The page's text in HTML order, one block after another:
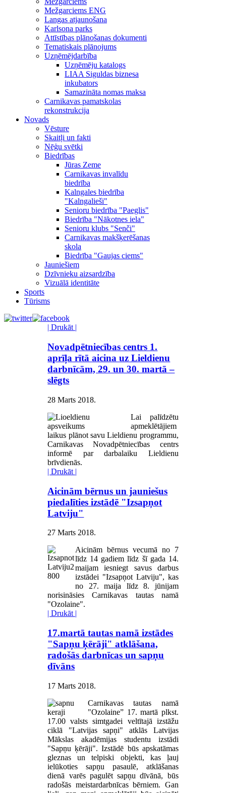
Mežgarciems ENG
Langas atjaunošana
Karlsona parks
Attīstības plānošanas dokumenti
Tematiskais plānojums
Uzņēmējdarbība
Uzņēmēju katalogs
LIAA Siguldas biznesa
inkubators
Samazināta nomas maksa
Carnikavas pamatskolas
rekonstrukcija
Novads
Vēsture
Skaitļi un fakti
Nēģu svētki
Biedrības
Jūras Zeme
Carnikavas invalīdu
biedrība
Kalngales biedrība
"Kalngalieši"
Senioru biedrība "Paeglis"
Biedrība "Nākotnes iela"
Senioru klubs "Senči"
Carnikavas makšķerēšanas
skola
Biedrība "Gaujas ciems"
Jauniešiem
Dzīvnieku aizsardzība
Vizuālā identitāte
Sports
Tūrisms
| Drukāt |
Novadpētniecības centrs 1.
aprīļa rītā aicina uz Lieldienu
darbnīcām, 29. un 30. martā –
slēgts
28 Marts 2018.
Lai palīdzētu
apmeklētājiem
laikus plānot savu Lieldienu programmu,
Carnikavas Novadpētniecības centrs
informē par darbalaiku Lieldienu
brīvdienās.
| Drukāt |
Aicinām bērnus un jauniešus
piedalīties izstādē "Izsapņot
Latviju"
27 Marts 2018.
Aicinām bērnus vecumā no 7
līdz 14 gadiem līdz šī gada 14.
maijam iesniegt savus darbus
izstādei "Izsapņot Latviju", kas
no 27. maija līdz 8. jūnijam
norisināsies Carnikavas tautas namā
"Ozolaine".
| Drukāt |
17.martā tautas namā izstādes
"Sapņu ķērāji" atklāšana,
radošās darbnīcas un sapņu
dīvāns
17 Marts 2018.
Carnikavas tautas namā
"Ozolaine” 17. martā plkst.
17.00 valsts simtgadei veltītajā izstāžu
ciklā "Latvijas sapņi" atklās Latvijas
Mākslas akadēmijas studentu izstādi
"Sapņu ķērāji". Izstādē būs apskatāmas
gleznas un telpiski objekti, kas ļauj
ielūkoties sapņu pasaulē, atklāšanas
dienā varēs pagulēt sapņu dīvānā, būs
radošās meistardarbnīcas bērniem. Gan